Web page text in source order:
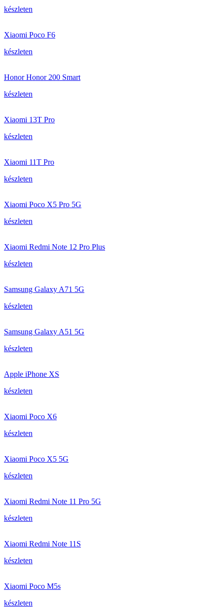
készleten
Xiaomi Poco F6
készleten
Honor Honor 200 Smart
készleten
Xiaomi 13T Pro
készleten
Xiaomi 11T Pro
készleten
Xiaomi Poco X5 Pro 5G
készleten
Xiaomi Redmi Note 12 Pro Plus
készleten
Samsung Galaxy A71 5G
készleten
Samsung Galaxy A51 5G
készleten
Apple iPhone XS
készleten
Xiaomi Poco X6
készleten
Xiaomi Poco X5 5G
készleten
Xiaomi Redmi Note 11 Pro 5G
készleten
Xiaomi Redmi Note 11S
készleten
Xiaomi Poco M5s
készleten